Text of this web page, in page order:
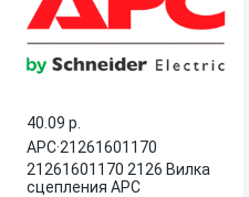
40.09 p.
APC·21261601170
21261601170 2126 Вилка
сцепления APC